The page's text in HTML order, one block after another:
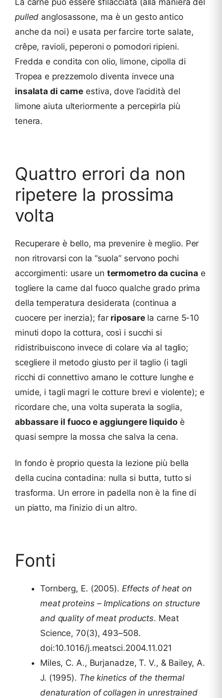
pulled anglosassone, ma è un gesto antico
anche da noi) e usata per farcire torte salate,
crêpe, ravioli, peperoni o pomodori ripieni.
Fredda e condita con olio, limone, cipolla di
Tropea e prezzemolo diventa invece una
insalata di carne estiva, dove l’acidità del
limone aiuta ulteriormente a percepirla più
tenera.
Quattro errori da non
ripetere la prossima
volta
Recuperare è bello, ma prevenire è meglio. Per
non ritrovarsi con la “suola” servono pochi
accorgimenti: usare un termometro da cucina e
togliere la carne dal fuoco qualche grado prima
della temperatura desiderata (continua a
cuocere per inerzia); far riposarela carne 5-10
minuti dopo la cottura, così i succhi si
ridistribuiscono invece di colare via al taglio;
scegliere il metodo giusto per il taglio (i tagli
ricchi di connettivo amano le cotture lunghe e
umide, i tagli magri le cotture brevi e violente); e
ricordare che, una volta superata la soglia,
abbassare il fuoco e aggiungere liquido è
quasi sempre la mossa che salva la cena.
In fondo è proprio questa la lezione più bella
della cucina contadina: nulla si butta, tutto si
trasforma. Un errore in padella non è la fine di
un piatto, ma l’inizio di un altro.
Fonti
Tornberg, E. (2005). Effects of heat on
meat proteins – Implications on structure
and quality of meat products. Meat
Science, 70(3), 493–508.
doi:10.1016/j.meatsci.2004.11.021
Miles, C. A., Burjanadze, T. V., & Bailey, A.
J. (1995). The kinetics of the thermal
denaturation of collagen in unrestrained